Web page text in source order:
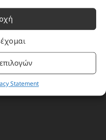
Statement